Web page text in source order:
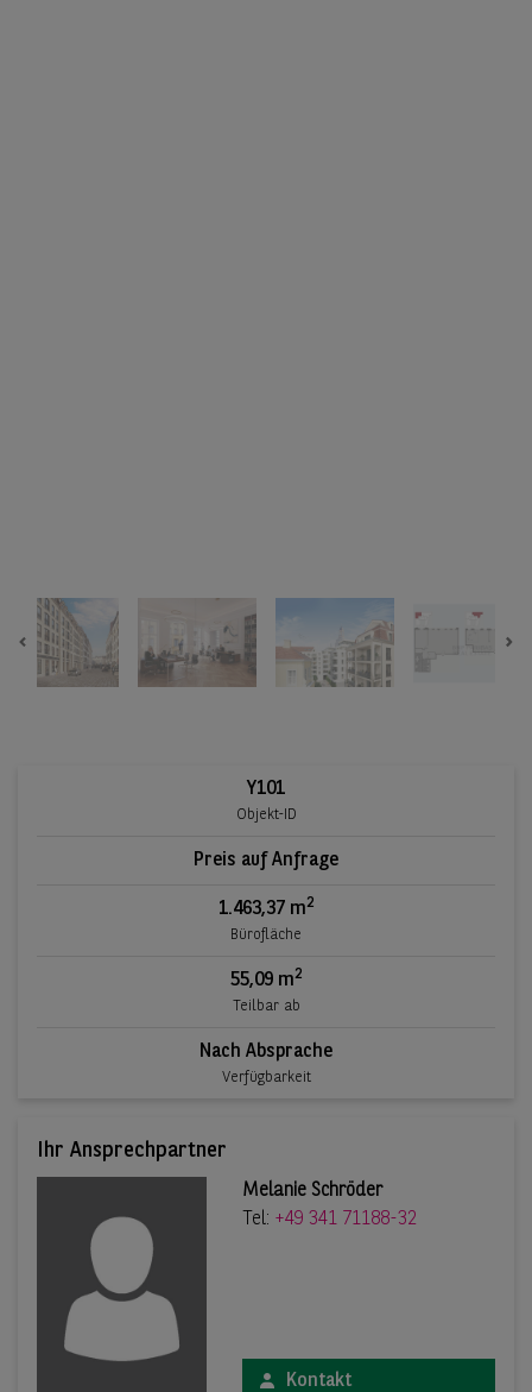
Previous
Y101
Objekt-ID
Preis auf Anfrage
1.463,37 m2
Bürofläche
55,09 m2
Teilbar ab
Nach Absprache
Verfügbarkeit
Ihr Ansprechpartner
Melanie Schröder
Tel: +49 341 71188-32
Kontakt